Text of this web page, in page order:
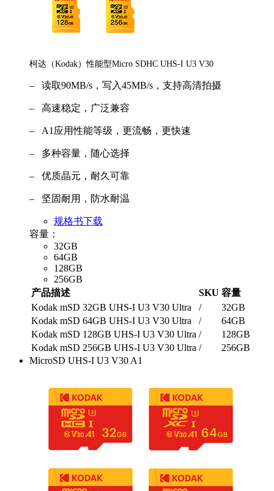
柯达（Kodak）性能型Micro SDHC UHS-I U3 V30
– 读取90MB/s，写入45MB/s，支持高清拍摄
– 高速稳定，广泛兼容
– A1应用性能等级，更流畅，更快速
– 多种容量，随心选择
– 优质晶元，耐久可靠
– 坚固耐用，防水耐温
规格书下载
容量：
32GB
64GB
128GB
256GB
产品描述
SKU 容量
Kodak mSD 32GB UHS-I U3 V30 Ultra
/
32GB
Kodak mSD 64GB UHS-I U3 V30 Ultra
/
64GB
Kodak mSD 128GB UHS-I U3 V30 Ultra /
128GB
Kodak mSD 256GB UHS-I U3 V30 Ultra /
256GB
MicroSD UHS-I U3 V30 A1